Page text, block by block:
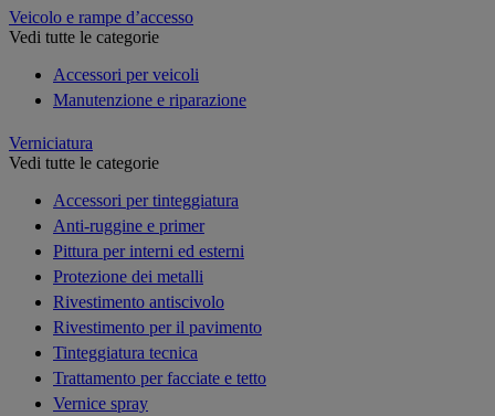
Veicolo e rampe d’accesso
Vedi tutte le categorie
Accessori per veicoli
Manutenzione e riparazione
Verniciatura
Vedi tutte le categorie
Accessori per tinteggiatura
Anti-ruggine e primer
Pittura per interni ed esterni
Protezione dei metalli
Rivestimento antiscivolo
Rivestimento per il pavimento
Tinteggiatura tecnica
Trattamento per facciate e tetto
Vernice spray